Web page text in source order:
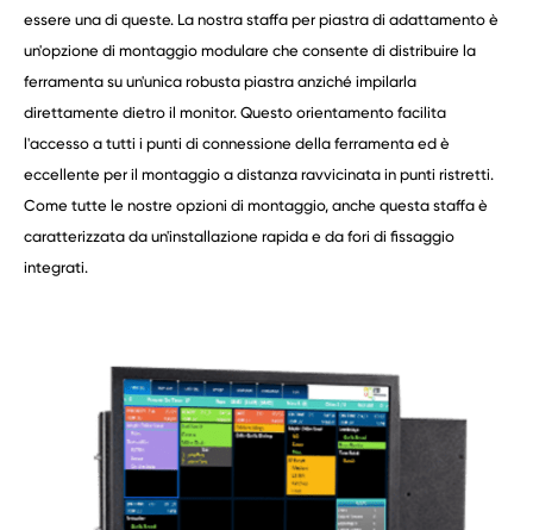
essere una di queste. La nostra staffa per piastra di adattamento è
un'opzione di montaggio modulare che consente di distribuire la
ferramenta su un'unica robusta piastra anziché impilarla
direttamente dietro il monitor. Questo orientamento facilita
l'accesso a tutti i punti di connessione della ferramenta ed è
eccellente per il montaggio a distanza ravvicinata in punti ristretti.
Come tutte le nostre opzioni di montaggio, anche questa staffa è
caratterizzata da un'installazione rapida e da fori di fissaggio
integrati.